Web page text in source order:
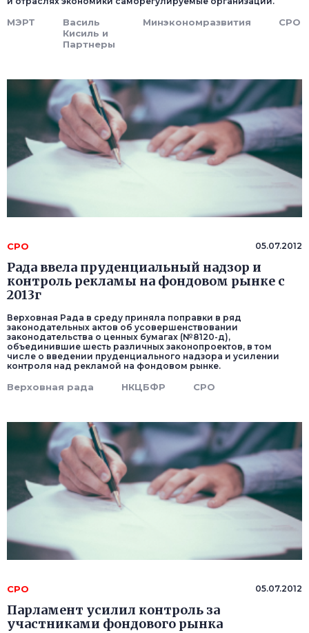
МЭРТ
Василь
Кисиль и
Партнеры
Минэкономразвития СРО
СРО 05.07.2012
Рада ввела пруденциальный надзор и
контроль рекламы на фондовом рынке с
2013г
Верховная Рада в среду приняла поправки в ряд
законодательных актов об усовершенствовании
законодательства о ценных бумагах (№8120-д),
объединившие шесть различных законопроектов, в том
числе о введении пруденциального надзора и усилении
контроля над рекламой на фондовом рынке.
Верховная рада НКЦБФР СРО
СРО 05.07.2012
Парламент усилил контроль за
участниками фондового рынка